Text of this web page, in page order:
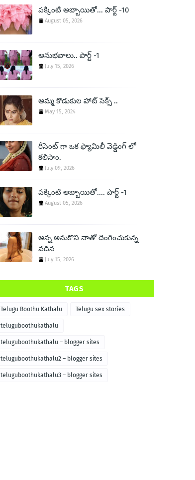
పక్కింటి అబ్బాయితో... పార్ట్ -10
August 05, 2026
అనుభవాలు.. పార్ట్ -1
July 15, 2026
అమ్మ కొడుకుల హాట్ సెక్స్ ..
May 15, 2024
రీసెంట్ గా ఒక ఫ్యామిలీ వెడ్డింగ్ లో
కలిసాం.
July 09, 2026
పక్కింటి అబ్బాయితో.... పార్ట్ -1
August 05, 2026
అన్న అనుకొని నాతో దెంగించుకున్న
వదిన
July 15, 2026
TAGS
Telugu Boothu Kathalu Telugu sex stories
teluguboothukathalu
teluguboothukathalu – blogger sites
teluguboothukathalu2 – blogger sites
teluguboothukathalu3 – blogger sites